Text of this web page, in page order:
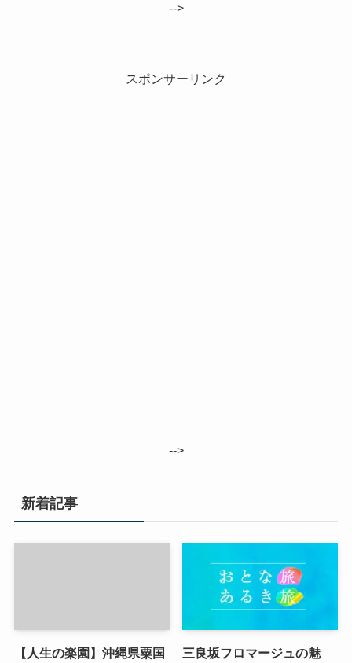
-->
スポンサーリンク
-->
新着記事
【人生の楽園】沖縄県粟国
三良坂フロマージュの魅